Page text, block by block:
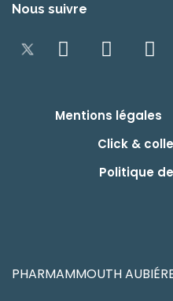
Nous suivre
Mentions légales
Click &
Politique
PHARMAMMOUTH